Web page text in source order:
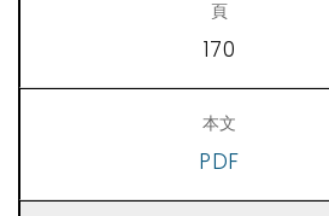
170
PDF